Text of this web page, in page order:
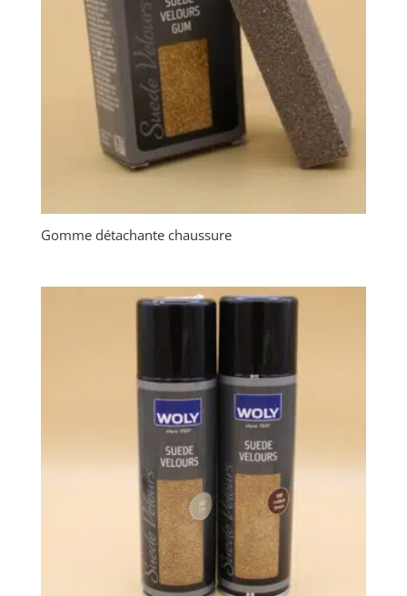
Gomme détachante chaussure